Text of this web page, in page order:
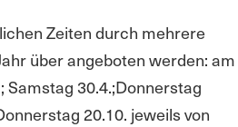
Zeiten durch mehrere
über angeboten werden: am
Samstag 30.4.;Donnerstag
20.10. jeweils von